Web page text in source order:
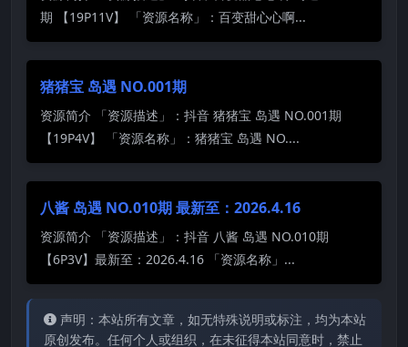
期 【19P11V】 「资源名称」：百变甜心心啊...
猪猪宝 岛遇 NO.001期
资源简介 「资源描述」：抖音 猪猪宝 岛遇 NO.001期
【19P4V】 「资源名称」：猪猪宝 岛遇 NO....
八酱 岛遇 NO.010期 最新至：2026.4.16
资源简介 「资源描述」：抖音 八酱 岛遇 NO.010期
【6P3V】最新至：2026.4.16 「资源名称」...
声明：本站所有文章，如无特殊说明或标注，均为本站
原创发布。任何个人或组织，在未征得本站同意时，禁止